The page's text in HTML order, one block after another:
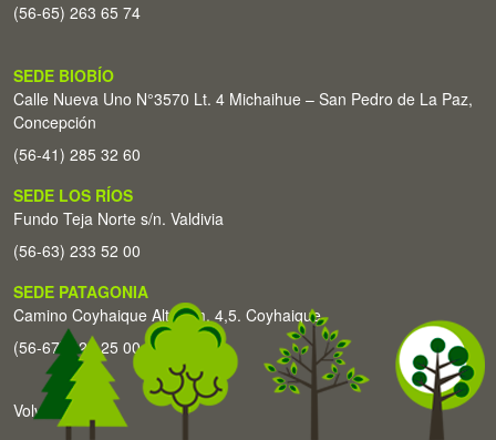
(56-65) 263 65 74
SEDE BIOBÍO
Calle Nueva Uno N°3570 Lt. 4 Michaihue – San Pedro de La Paz,
Concepción
(56-41) 285 32 60
SEDE LOS RÍOS
Fundo Teja Norte s/n. Valdivia
(56-63) 233 52 00
SEDE PATAGONIA
Camino Coyhaique Alto Km. 4,5. Coyhaique
(56-67) 226 25 00
Volver arriba